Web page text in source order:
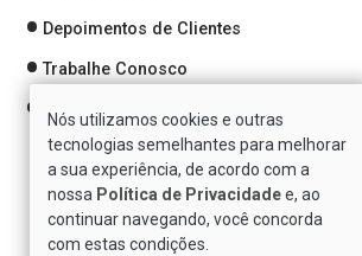
Depoimentos de Clientes
Trabalhe Conosco
Política de Privacidade
Verificada por
Nós utilizamos cookies e outras
tecnologias semelhantes para melhorar
a sua experiência, de acordo com a
nossa Política de Privacidadee, ao
continuar navegando, você concorda
com estas condições.